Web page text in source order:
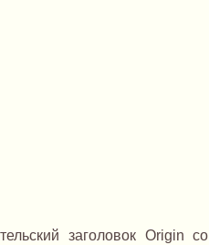
заголовок Origin со